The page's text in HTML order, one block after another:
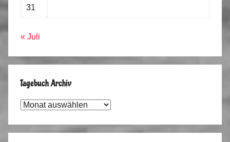
31
« Juli
Tagebuch Archiv
Tagebuch